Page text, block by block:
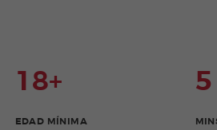
18+
EDAD MÍNIMA
5